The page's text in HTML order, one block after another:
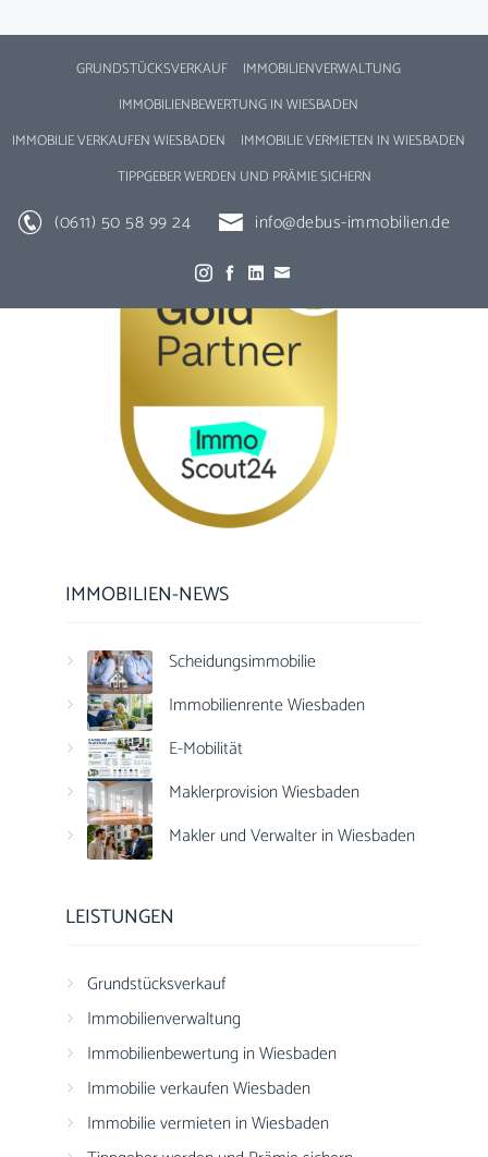
GRUNDSTÜCKSVERKAUF
IMMOBILIENVERWALTUNG
IMMOBILIENBEWERTUNG IN WIESBADEN
IMMOBILIE VERKAUFEN WIESBADEN
IMMOBILIE VERMIETEN IN WIESBADEN
TIPPGEBER WERDEN UND PRÄMIE SICHERN
(0611) 50 58 99 24 info@debus-immobilien.de
IMMOBILIEN-NEWS
Scheidungsimmobilie
Immobilienrente Wiesbaden
E-Mobilität
Maklerprovision Wiesbaden
Makler und Verwalter in Wiesbaden
LEISTUNGEN
Grundstücksverkauf
Immobilienverwaltung
Immobilienbewertung in Wiesbaden
Immobilie verkaufen Wiesbaden
Immobilie vermieten in Wiesbaden